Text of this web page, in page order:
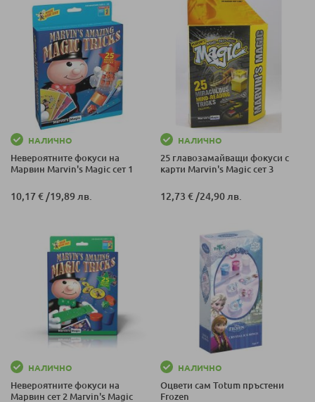
НАЛИЧНО
Невероятните фокуси на
Марвин Marvin's Magic сет 1
10,17 € /19,89 лв.
НАЛИЧНО
25 главозамайващи фокуси с
карти Marvin's Magic сет 3
12,73 € /24,90 лв.
НАЛИЧНО
Невероятните фокуси на
Марвин сет 2 Marvin's Magic
НАЛИЧНО
Oцвети сам Totum пръстени
Frozen